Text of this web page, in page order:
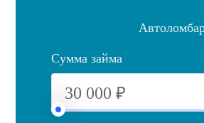
Сумма займа